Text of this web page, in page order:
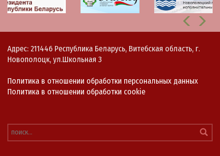
Адрес: 211446 Республика Беларусь, Витебская область, г.
Новополоцк, ул.Школьная 3
Политика в отношении обработки персональных данных
Политика в отношении обработки cookie